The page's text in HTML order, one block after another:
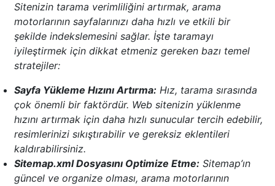
Sitenizin tarama verimliliğini artırmak, arama
motorlarının sayfalarınızı daha hızlı ve etkili bir
şekilde indekslemesini sağlar. İşte taramayı
iyileştirmek için dikkat etmeniz gereken bazı temel
stratejiler:
Sayfa Yükleme Hızını Artırma: Hız, tarama sırasında
çok önemli bir faktördür. Web sitenizin yüklenme
hızını artırmak için daha hızlı sunucular tercih edebilir,
resimlerinizi sıkıştırabilir ve gereksiz eklentileri
kaldırabilirsiniz.
Sitemap.xml Dosyasını Optimize Etme: Sitemap’ın
güncel ve organize olması, arama motorlarının